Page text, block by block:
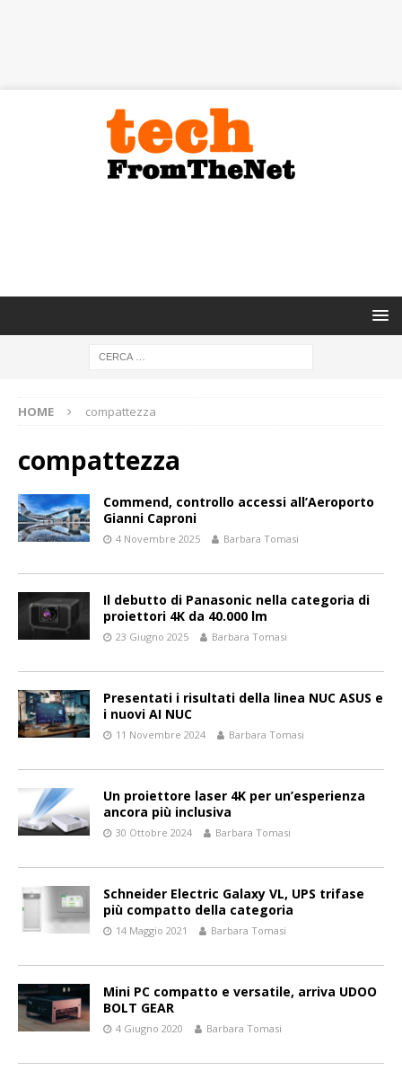
HOME compattezza
compattezza
Commend, controllo accessi all’Aeroporto
Gianni Caproni
4 Novembre 2025 Barbara Tomasi
Il debutto di Panasonic nella categoria di
proiettori 4K da 40.000 lm
23 Giugno 2025 Barbara Tomasi
Presentati i risultati della linea NUC ASUS e
i nuovi AI NUC
11 Novembre 2024 Barbara Tomasi
Un proiettore laser 4K per un’esperienza
ancora più inclusiva
30 Ottobre 2024 Barbara Tomasi
Schneider Electric Galaxy VL, UPS trifase
più compatto della categoria
14 Maggio 2021 Barbara Tomasi
Mini PC compatto e versatile, arriva UDOO
BOLT GEAR
4 Giugno 2020 Barbara Tomasi